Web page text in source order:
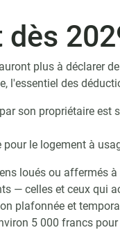
plus à déclarer
l'essentiel des
son propriétaire est
le logement à
loués ou affermés
— celles et ceux qui
plafonnée et
5 000 francs